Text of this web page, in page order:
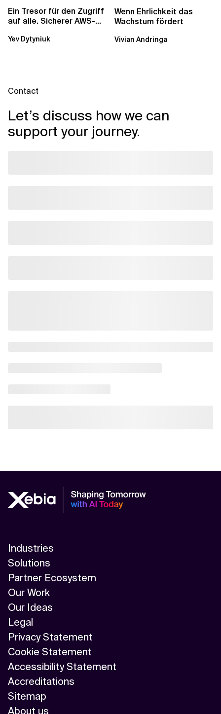
Ein Tresor für den Zugriff
auf alle. Sicherer AWS-
Konten
Yev Dytyniuk
Wenn Ehrlichkeit das
Wachstum fördert
Vivian Andringa
Contact
Let’s discuss how we can
support your journey.
Industries
Solutions
Partner Ecosystem
Our Work
Our Ideas
Legal
Privacy Statement
Cookie Statement
Accessibility Statement
Accreditations
Sitemap
About us